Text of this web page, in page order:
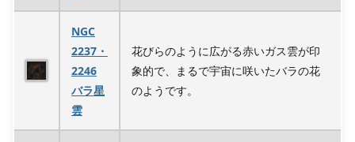
NGC
2237・
2246
バラ星
雲
花びらのように広がる赤いガス雲が印
象的で、まるで宇宙に咲いたバラの花
のようです。